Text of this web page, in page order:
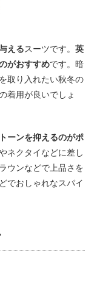
えるスーツです。 英
がおすすめです。暗
取り入れたい秋冬の
着用が良いでしょ
ーンを抑えるのがポ
ネクタイなどに差し
ウンなどで上品さを
でおしゃれなスパイ